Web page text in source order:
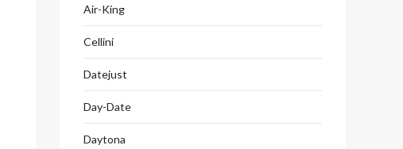
Air-King
Cellini
Datejust
Day-Date
Daytona